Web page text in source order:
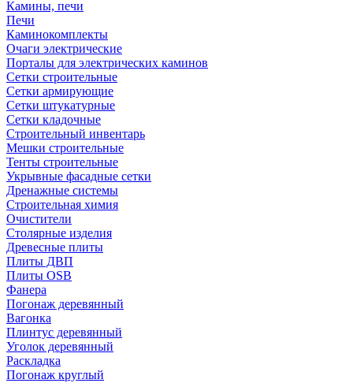
Камины, печи
Печи
Каминокомплекты
Очаги электрические
Порталы для электрических каминов
Сетки строительные
Сетки армирующие
Сетки штукатурные
Сетки кладочные
Строительный инвентарь
Мешки строительные
Тенты строительные
Укрывные фасадные сетки
Дренажные системы
Строительная химия
Очистители
Столярные изделия
Древесные плиты
Плиты ДВП
Плиты OSB
Фанера
Погонаж деревянный
Вагонка
Плинтус деревянный
Уголок деревянный
Раскладка
Погонаж круглый